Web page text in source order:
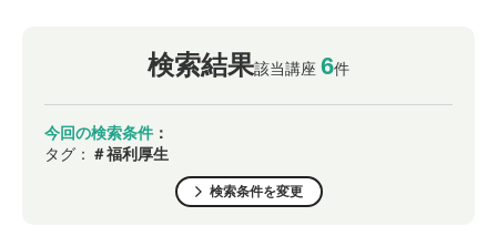
検索結果該当講座 6件
今回の検索条件 ：
タグ： ＃福利厚生
検索条件を変更